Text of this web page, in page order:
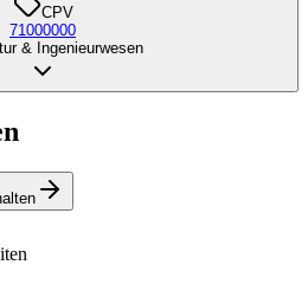
CPV
71000000
& Ingenieurwesen